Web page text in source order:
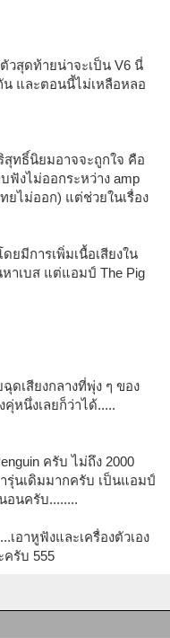
วสุดท้ายน่าจะเป็น V6 นี่
น และตอนนี้ไม่เหลือหลอ
สุทธิ์นิยมอาจจะถูกใจ คือ
ฟังไม่ออกระหว่าง amp
ยไม่ออก) แต่ช่วยในเรื่อง
ยมีการเพิ่มเนื้อเสียงใน
าเบส แต่แอมป์ The Pig
ดเสียงกลางที่พุ่ง ๆ ของ
หนึ่งเลยก็ว่าได้.....
ครับ ไม่ถึง 2000
รุ่นเดิมมากครับ เป็นแอมป์
อนครับ........
เอาหูฟังและเครื่องตัวเอง
ครับ 555